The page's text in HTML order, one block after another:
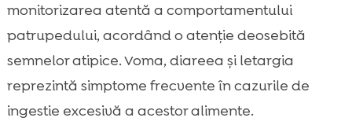
monitorizarea atentă a comportamentului
patrupedului, acordând o atenție deosebită
semnelor atipice. Voma, diareea și letargia
reprezintă simptome frecvente în cazurile de
ingestie excesivă a acestor alimente.